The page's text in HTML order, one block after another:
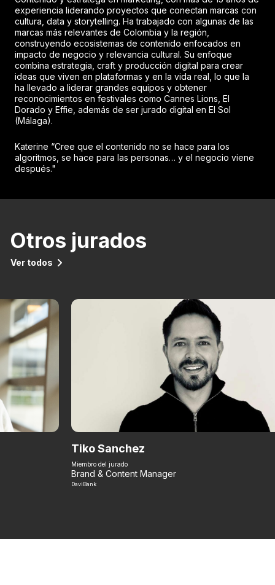
experiencia liderando proyectos que conectan marcas con
cultura, data y storytelling. Ha trabajado con algunas de las
marcas más relevantes de Colombia y la región,
construyendo ecosistemas de contenido enfocados en
impacto de negocio y relevancia cultural. Su enfoque
combina estrategia, craft y producción digital para crear
ideas que viven en plataformas y en la vida real, lo que la
ha llevado a liderar grandes equipos y obtener
reconocimientos en festivales como Cannes Lions, El
Dorado y Effie, además de ser jurado digital en El Sol
(Málaga).
Katerine “Cree que el contenido no se hace para los
algoritmos, se hace para las personas… y el negocio viene
después."
Otros jurados
Ver todos
Tiko Sanchez
Miembro del jurado
Brand & Content Manager
DaviBank